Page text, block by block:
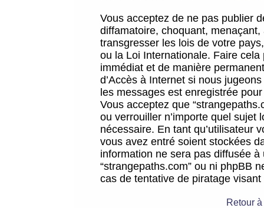
Vous acceptez de ne pas publier
diffamatoire, choquant,
transgresser les lois de votre
ou la Loi Internationale. Faire
immédiat et de manière
d’Accès à Internet si nous
les messages est enregistrée
Vous acceptez que
ou verrouiller n’importe quel sujet
nécessaire. En tant qu’utilisateur
vous avez entré soient stockées
information ne sera pas diffusée
“strangepaths.com” ou ni phpBB
cas de tentative de piratage
Retour